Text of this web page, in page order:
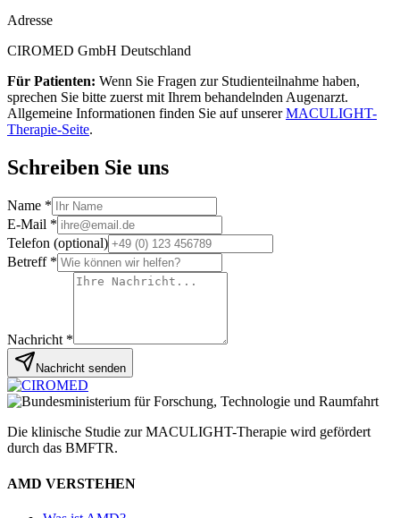
Adresse
CIROMED GmbH Deutschland
Für Patienten: Wenn Sie Fragen zur Studienteilnahme haben,
sprechen Sie bitte zuerst mit Ihrem behandelnden Augenarzt.
Allgemeine Informationen finden Sie auf unserer MACULIGHT-
Therapie-Seite.
Schreiben Sie uns
Name *
E-Mail *
Telefon (optional)
Betreff *
Nachricht *
Nachricht senden
Die klinische Studie zur MACULIGHT-Therapie wird gefördert
durch das BMFTR.
AMD VERSTEHEN